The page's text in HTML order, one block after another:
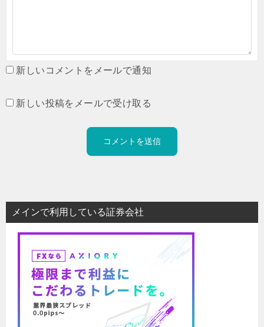
新しいコメントをメールで通知
新しい投稿をメールで受け取る
メインで利用している証券会社